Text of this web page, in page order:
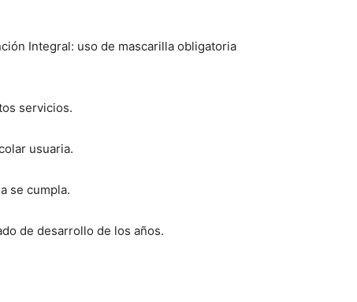
Integral: uso de mascarilla obligatoria
servicios.
usuaria.
se cumpla.
de desarrollo de los años.